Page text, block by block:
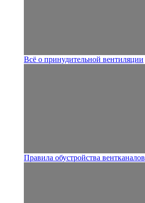
Всё о принудительной вентиляции
Правила обустройства вентканалов